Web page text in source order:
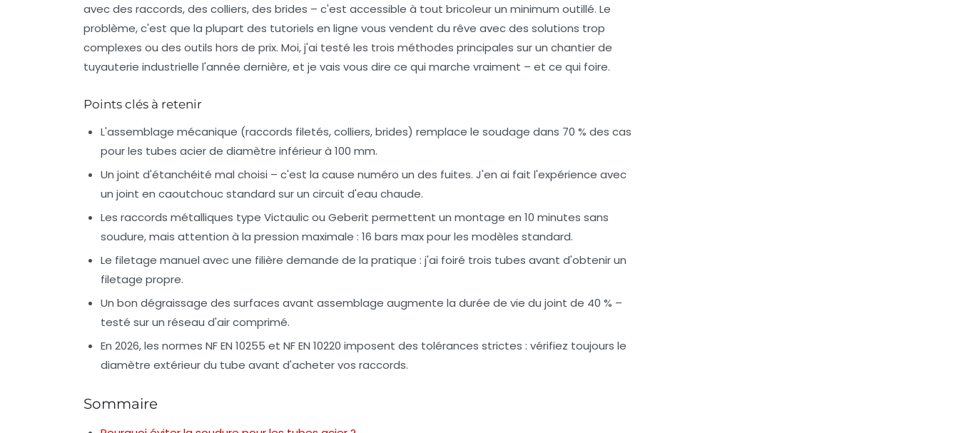
avec des raccords, des colliers, des brides – c'est accessible à tout bricoleur un minimum outillé. Le
problème, c'est que la plupart des tutoriels en ligne vous vendent du rêve avec des solutions trop
complexes ou des outils hors de prix. Moi, j'ai testé les trois méthodes principales sur un chantier de
tuyauterie industrielle l'année dernière, et je vais vous dire ce qui marche vraiment – et ce qui foire.
Points clés à retenir
L'assemblage mécanique (raccords filetés, colliers, brides) remplace le soudage dans 70 % des cas
pour les tubes acier de diamètre inférieur à 100 mm.
Un joint d'étanchéité mal choisi – c'est la cause numéro un des fuites. J'en ai fait l'expérience avec
un joint en caoutchouc standard sur un circuit d'eau chaude.
Les raccords métalliques type Victaulic ou Geberit permettent un montage en 10 minutes sans
soudure, mais attention à la pression maximale : 16 bars max pour les modèles standard.
Le filetage manuel avec une filière demande de la pratique : j'ai foiré trois tubes avant d'obtenir un
filetage propre.
Un bon dégraissage des surfaces avant assemblage augmente la durée de vie du joint de 40 % –
testé sur un réseau d'air comprimé.
En 2026, les normes NF EN 10255 et NF EN 10220 imposent des tolérances strictes : vérifiez toujours le
diamètre extérieur du tube avant d'acheter vos raccords.
Sommaire